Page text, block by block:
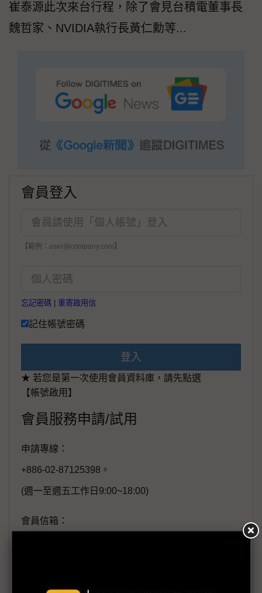
崔泰源此次來台行程，除了會見台積電董事長
魏哲家、NVIDIA執行長黃仁勳等...
會員登入
【範例：user@company.com】
忘記密碼 重寄啟用信
記住帳號密碼
登入
★ 若您是第一次使用會員資料庫，請先點選
【帳號啟用】
會員服務申請/試用
申請專線：
+886-02-87125398。
(週一至週五工作日9:00~18:00)
會員信箱：